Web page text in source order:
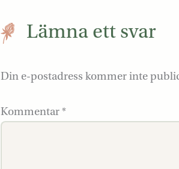
Lämna ett svar
Din e-postadress kommer inte
Kommentar*